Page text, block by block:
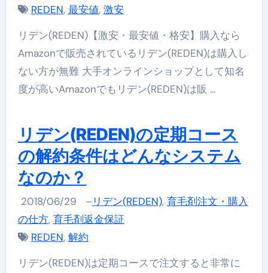
REDEN, 最安値, 激安
リデン(REDEN)【激安・最安値・格安】購入なら
Amazonで販売されているリデン(REDEN)は購入し
ない方が無難 大手オンラインショップとして知名
度が高いAmazonでもリデン(REDEN)は販 …
リデン(REDEN)の定期コース
の解約条件はどんなシステム
なのか？
2018/06/29 – リデン(REDEN), 育毛剤注文・購入
の仕方, 育毛剤返金保証
REDEN, 解約
リデン(REDEN)は定期コースで注文すると非常に